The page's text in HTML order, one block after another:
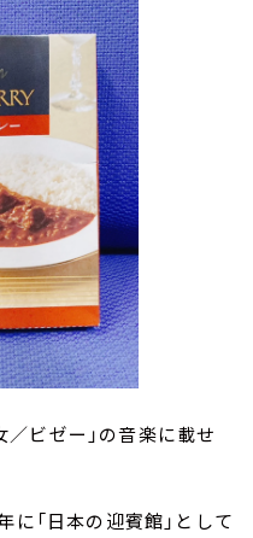
／ビゼー」の音楽に載せ
に「日本の迎賓館」として